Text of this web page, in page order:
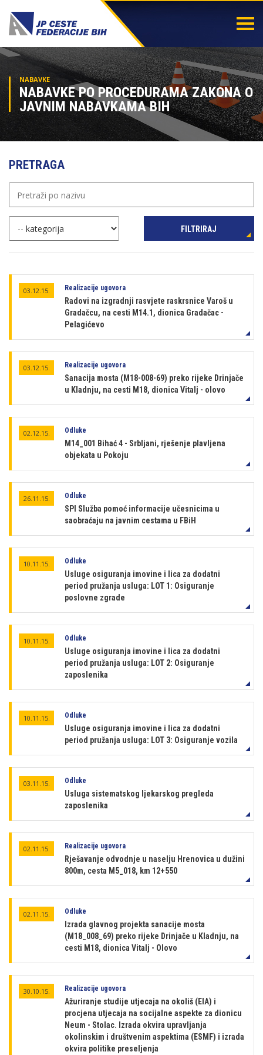
NABAVKE
NABAVKE PO PROCEDURAMA ZAKONA O
JAVNIM NABAVKAMA BIH
PRETRAGA
FILTRIRAJ
03.12.15. Realizacije ugovora
Radovi na izgradnji rasvjete raskrsnice Varoš u
Gradačcu, na cesti M14.1, dionica Gradačac -
Pelagićevo
03.12.15. Realizacije ugovora
Sanacija mosta (M18-008-69) preko rijeke Drinjače
u Kladnju, na cesti M18, dionica Vitalj - olovo
02.12.15. Odluke
M14_001 Bihać 4 - Srbljani, rješenje plavljena
objekata u Pokoju
26.11.15. Odluke
SPI Služba pomoć informacije učesnicima u
saobraćaju na javnim cestama u FBiH
10.11.15. Odluke
Usluge osiguranja imovine i lica za dodatni
period pružanja usluga: LOT 1: Osiguranje
poslovne zgrade
10.11.15. Odluke
Usluge osiguranja imovine i lica za dodatni
period pružanja usluga: LOT 2: Osiguranje
zaposlenika
10.11.15. Odluke
Usluge osiguranja imovine i lica za dodatni
period pružanja usluga: LOT 3: Osiguranje vozila
03.11.15. Odluke
Usluga sistematskog ljekarskog pregleda
zaposlenika
02.11.15. Realizacije ugovora
Rješavanje odvodnje u naselju Hrenovica u dužini
800m, cesta M5_018, km 12+550
02.11.15. Odluke
Izrada glavnog projekta sanacije mosta
(M18_008_69) preko rijeke Drinjače u Kladnju, na
cesti M18, dionica Vitalj - Olovo
30.10.15. Realizacije ugovora
Ažuriranje studije utjecaja na okoliš (EIA) i
procjena utjecaja na socijalne aspekte za dionicu
Neum - Stolac. Izrada okvira upravljanja
okolinskim i društvenim aspektima (ESMF) i izrada
okvira politike preseljenja